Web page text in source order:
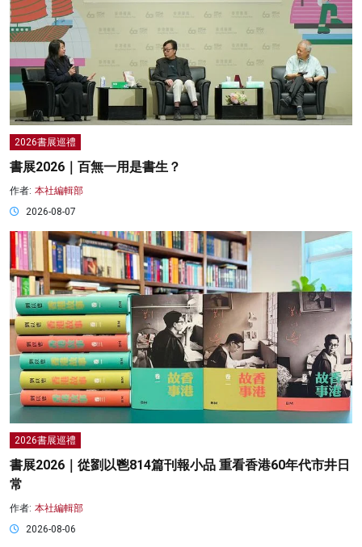
2026書展巡禮
書展2026｜百無一用是書生？
作者: 本社編輯部
2026-08-07
2026書展巡禮
書展2026｜從劉以鬯814篇刊報小品 重看香港60年代市井日
常
作者: 本社編輯部
2026-08-06